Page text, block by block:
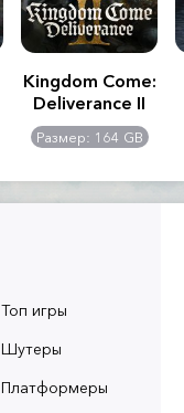
Kingdom Come:
Deliverance II
Размер: 164 GB
Топ игры
Шутеры
Платформеры